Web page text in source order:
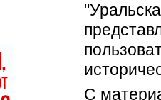
С